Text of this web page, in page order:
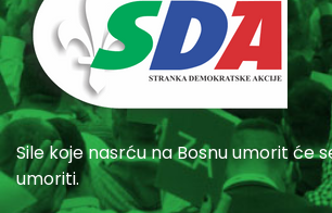
Sile koje nasrću na Bosnu umorit će
umoriti.